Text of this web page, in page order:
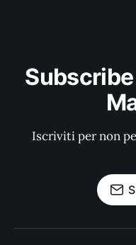
Iscriviti per non